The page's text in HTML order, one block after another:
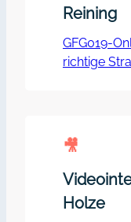
Reining
GFG019-
richtige
🎥︎
Holze